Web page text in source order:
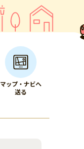
マップ・ナビへ
送る